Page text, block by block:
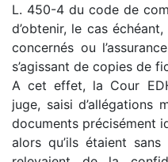
L. 450-4 du code de
d’obtenir, le cas
concernés ou
s’agissant de copies de
A cet effet, la Cour
juge, saisi d’allégations
documents précisément
alors qu’ils étaient sans